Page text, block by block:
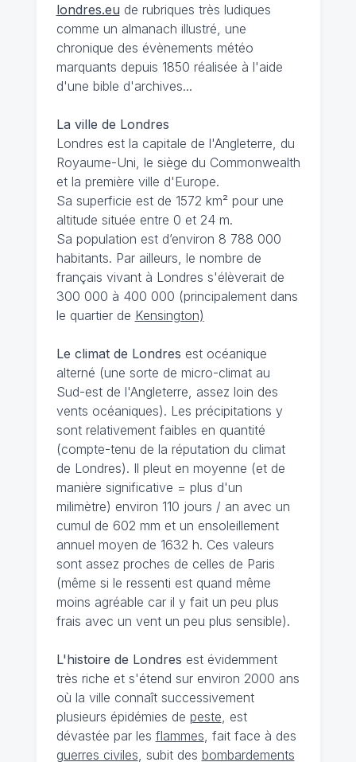
londres.eu de rubriques très ludiques
comme un almanach illustré, une
chronique des évènements météo
marquants depuis 1850 réalisée à l'aide
d'une bible d'archives...
La ville de Londres
Londres est la capitale de l'Angleterre, du
Royaume-Uni, le siège du Commonwealth
et la première ville d'Europe.
Sa superficie est de 1572 km² pour une
altitude située entre 0 et 24 m.
Sa population est d’environ 8 788 000
habitants. Par ailleurs, le nombre de
français vivant à Londres s'élèverait de
300 000 à 400 000 (principalement dans
le quartier de Kensington)
Le climat de Londres est océanique
alterné (une sorte de micro-climat au
Sud-est de l'Angleterre, assez loin des
vents océaniques). Les précipitations y
sont relativement faibles en quantité
(compte-tenu de la réputation du climat
de Londres). Il pleut en moyenne (et de
manière significative = plus d'un
milimètre) environ 110 jours / an avec un
cumul de 602 mm et un ensoleillement
annuel moyen de 1632 h. Ces valeurs
sont assez proches de celles de Paris
(même si le ressenti est quand même
moins agréable car il y fait un peu plus
frais avec un vent un peu plus sensible).
L'histoire de Londres est évidemment
très riche et s'étend sur environ 2000 ans
où la ville connaît successivement
plusieurs épidémies de peste , est
dévastée par les flammes , fait face à des
guerres civiles , subit des bombardements